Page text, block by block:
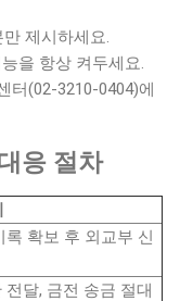
제시하세요.
을 항상 켜두세요.
터(02-3210-0404)에
응 절차
록 확보 후 외교부 신
달, 금전 송금 절대